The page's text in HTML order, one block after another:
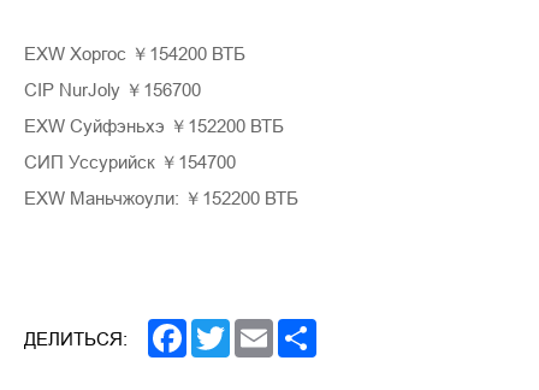
EXW Хоргос ￥154200 ВТБ
CIP NurJoly ￥156700
EXW Суйфэньхэ ￥152200 ВТБ
СИП Уссурийск ￥154700
EXW Маньчжоули: ￥152200 ВТБ
ДЕЛИТЬСЯ: Facebook
TwitterEmail